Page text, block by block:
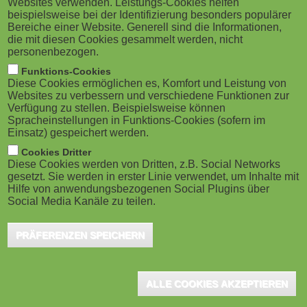
M
o
b
i
l
e
)
g
a
o
n
San Francisco, CA (USA), October 2024 -
Novakid, an online school transforming how
children aged 4-12 learn English, has
acquired UK-based EFL app, Lingumi in a landmark
deal. The partnership will bring hundreds of thousands
of users to Novakid, advancing the mission to make
high-quality English education accessible to young
learners.
Offering an affordable alternative to costly tutoring, it empowers
learners of all ages with an engaging, intelligent platform to
master English, regardless of income.
Since it was founded in 2017, Novakid has offered online English
learning blocks and trained educators. Their rapid growth led to a
Websites verwenden. Leistungs-Cookies helfen
beispielsweise bei der Identifizierung besonders populärer
Bereiche einer Website. Generell sind die Informationen,
die mit diesen Cookies gesammelt werden, nicht
personenbezogen.
Funktions-Cookies
Diese Cookies ermöglichen es, Komfort und Leistung von
Websites zu verbessern und verschiedene Funktionen zur
Verfügung zu stellen. Beispielsweise können
Spracheinstellungen in Funktions-Cookies (sofern im
Einsatz) gespeichert werden.
Cookies Dritter
Diese Cookies werden von Dritten, z.B. Social Networks
gesetzt. Sie werden in erster Linie verwendet, um Inhalte mit
Hilfe von anwendungsbezogenen Social Plugins über
Social Media Kanäle zu teilen.
PRÄFERENZEN SPEICHERN
ALLE COOKIES AKZEPTIEREN